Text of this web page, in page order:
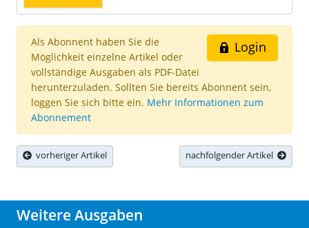
Login
Als Abonnent haben Sie die
Möglichkeit einzelne Artikel oder
vollständige Ausgaben als PDF-Datei
herunterzuladen. Sollten Sie bereits Abonnent sein,
loggen Sie sich bitte ein. Mehr Informationen zum
Abonnement
vorheriger Artikel nachfolgender Artikel
Weitere Ausgaben